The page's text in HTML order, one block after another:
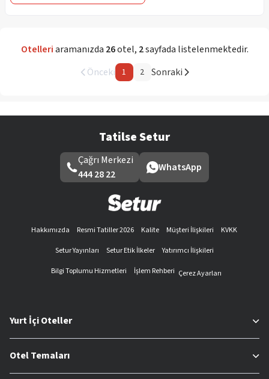
Otelleriaramanızda 26otel, 2sayfada listelenmektedir.
Önceki 1 2 Sonraki
Tatilse Setur
Çağrı Merkezi
444 28 22
WhatsApp
Hakkımızda Resmi Tatiller 2026 Kalite Müşteri İlişkileri
KVKK
Setur Yayınları
Setur Etik İlkeler
Yatırımcı İlişkileri
Bilgi Toplumu Hizmetleri
İşlem Rehberi Çerez Ayarları
Yurt İçi Oteller
Otel Temaları